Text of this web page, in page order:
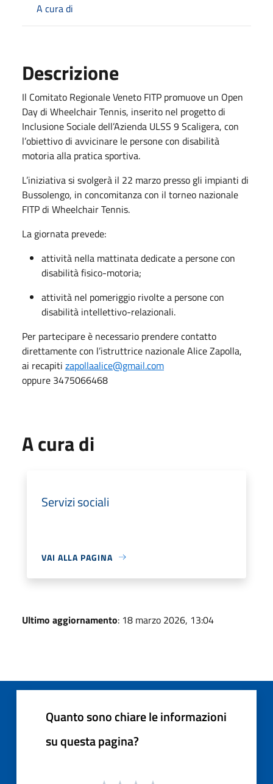
A cura di
Descrizione
Il Comitato Regionale Veneto FITP promuove un Open
Day di Wheelchair Tennis, inserito nel progetto di
Inclusione Sociale dell’Azienda ULSS 9 Scaligera, con
l’obiettivo di avvicinare le persone con disabilità
motoria alla pratica sportiva.
L’iniziativa si svolgerà il 22 marzo presso gli impianti di
Bussolengo, in concomitanza con il torneo nazionale
FITP di Wheelchair Tennis.
La giornata prevede:
attività nella mattinata dedicate a persone con
disabilità fisico-motoria;
attività nel pomeriggio rivolte a persone con
disabilità intellettivo-relazionali.
Per partecipare è necessario prendere contatto
direttamente con l’istruttrice nazionale Alice Zapolla,
ai recapiti zapollaalice@gmail.com
oppure 3475066468
A cura di
Servizi sociali
VAI ALLA PAGINA
Ultimo aggiornamento: 18 marzo 2026, 13:04
Quanto sono chiare le informazioni
su questa pagina?